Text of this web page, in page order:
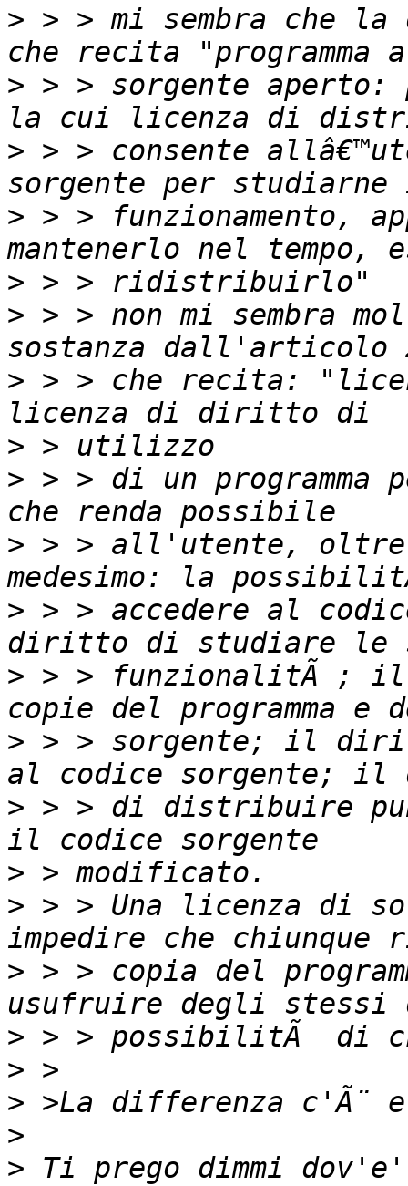
> > > mi sembra che
> > > sorgente aperto:
> > > consente
> > > funzionamento,
>
> > > non mi sembra
> > > che recita:
>
> > > di un
> > > all'utente, oltre
> > > accedere al
> > > funzionalitÃ ;
> > > sorgente; il
> > > di distribuire
>
> > > Una licenza di
> > > copia del
>
>
>
>
>